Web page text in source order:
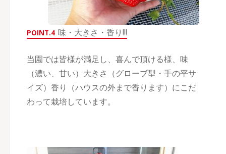
POINT.4 味・大きさ・香り!!!
当園では皆様が満足し、喜んで頂ける様、味
（濃い、甘い）大きさ（グローブ型・手の平サ
イズ）香り（ハウスの外まで香ります）にこだ
わって栽培しています。